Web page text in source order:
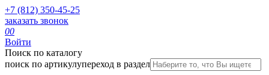
+7 (812) 350-45-25
заказать звонок
00
Войти
Поиск по каталогу
поиск по артикулупереход в раздел